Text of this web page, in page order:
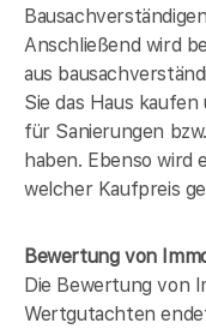
Anschließend wird
aus
Sie das Haus
für Sanierungen
haben. Ebenso wird
welcher Kaufpreis
Bewertung von
Die Bewertung von
Wertgutachten